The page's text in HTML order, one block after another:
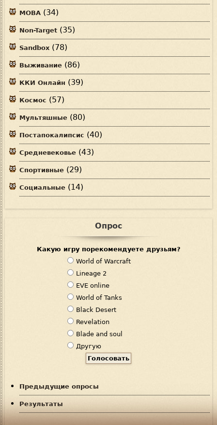
MOBA (34)
Non-Target (35)
Sandbox (78)
Выживание (86)
ККИ Онлайн (39)
Космос (57)
Мультяшные (80)
Постапокалипсис (40)
Средневековье (43)
Спортивные (29)
Социальные (14)
Опрос
Какую игру порекомендуете друзьям?
В
а
р
и
а
н
т
ы
World of Warcraft
Lineage 2
EVE online
World of Tanks
Black Desert
Revelation
Blade and soul
Другую
Предыдущие опросы
Результаты